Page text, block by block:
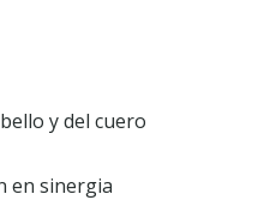
y del cuero
en sinergia